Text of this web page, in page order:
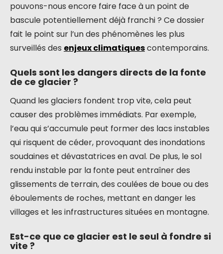
pouvons-nous encore faire face à un point de
bascule potentiellement déjà franchi ? Ce dossier
fait le point sur l’un des phénomènes les plus
surveillés des enjeux climatiquescontemporains.
Quels sont les dangers directs de la fonte
de ce glacier ?
Quand les glaciers fondent trop vite, cela peut
causer des problèmes immédiats. Par exemple,
l’eau qui s’accumule peut former des lacs instables
qui risquent de céder, provoquant des inondations
soudaines et dévastatrices en aval. De plus, le sol
rendu instable par la fonte peut entraîner des
glissements de terrain, des coulées de boue ou des
éboulements de roches, mettant en danger les
villages et les infrastructures situées en montagne.
Est-ce que ce glacier est le seul à fondre si
vite ?